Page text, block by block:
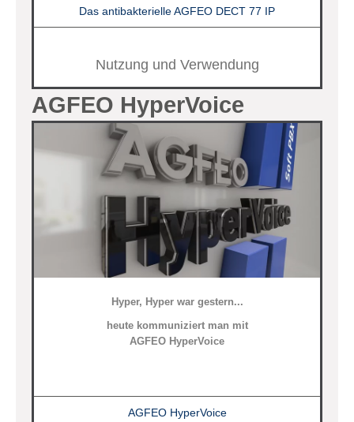
Das antibakterielle AGFEO DECT 77 IP
Nutzung und Verwendung
AGFEO HyperVoice
Hyper, Hyper war gestern...
heute kommuniziert man mit
AGFEO HyperVoice
AGFEO HyperVoice